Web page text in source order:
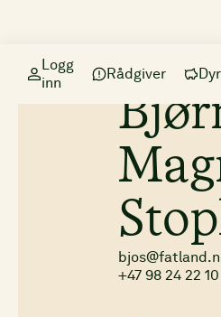
Logg
inn
Rådgiver Dyr
+47 99
+47 98 24 22 10